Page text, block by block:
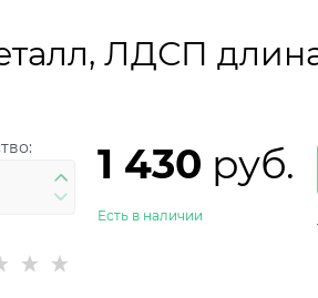
ЛДСП
1 430 руб.
Есть в наличии